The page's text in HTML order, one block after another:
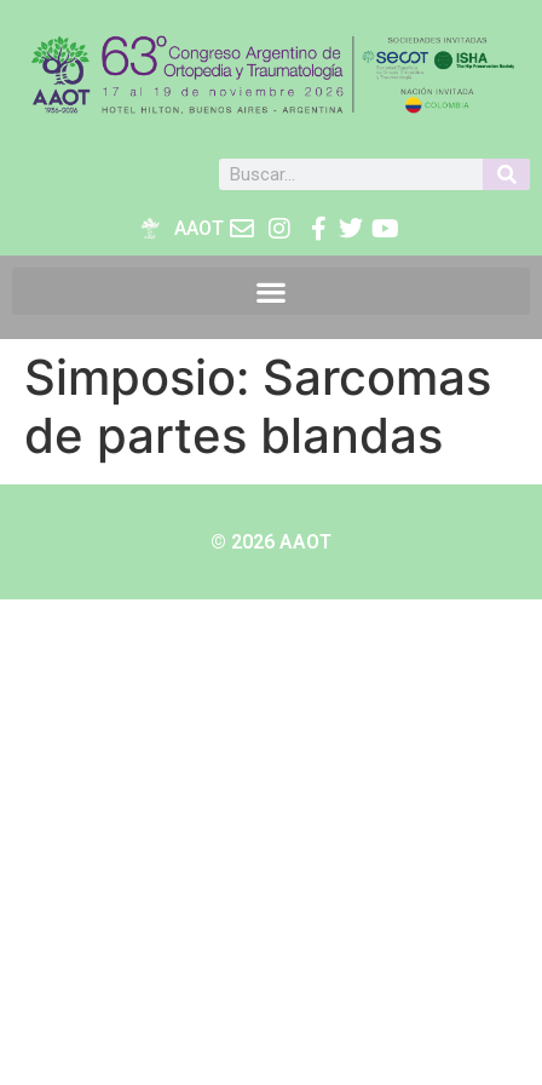
AAOT
Simposio: Sarcomas
de partes blandas
© 2026 AAOT